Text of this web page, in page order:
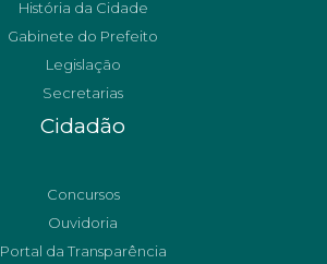
História da Cidade
Gabinete do Prefeito
Legislação
Secretarias
Cidadão
Concursos
Ouvidoria
Portal da Transparência